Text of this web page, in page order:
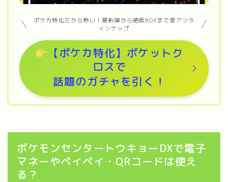
ポケカ特化だから熱い！最新弾から絶版BOXまで激アツラ
インナップ
【ポケカ特化】ポケットク
ロスで
話題のガチャを引く！
ポケモンセンタートウキョーDXで電子
マネーやペイペイ・QRコードは使え
る？